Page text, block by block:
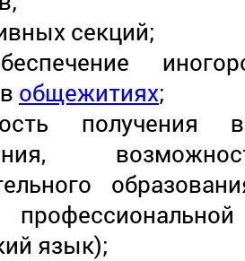
секций;
общежитиях;
получения
язык);